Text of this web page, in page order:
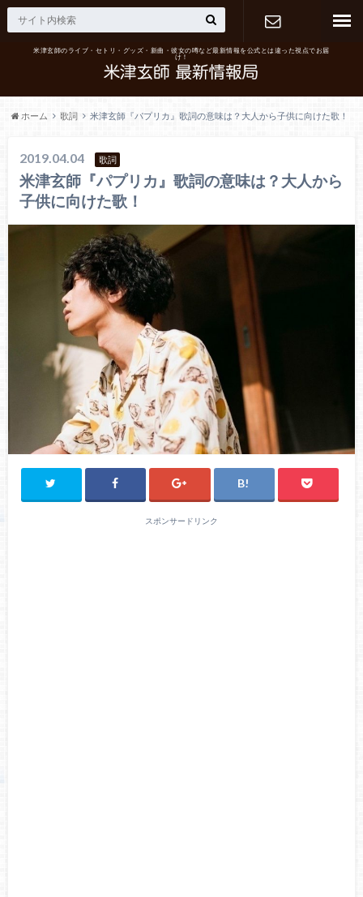
米津玄師のライブ・セトリ・グッズ・新曲・彼女の噂など最新情報を公式とは違った視点でお届
け！
お問い合わ
せ
ホーム 歌詞 米津玄師『パプリカ』歌詞の意味は？大人から子供に向けた歌！
2019.04.04 歌詞
米津玄師『パプリカ』歌詞の意味は？大人から
子供に向けた歌！
スポンサードリンク